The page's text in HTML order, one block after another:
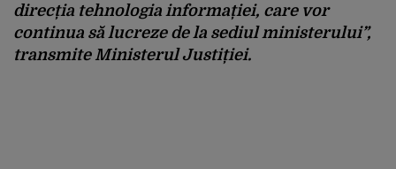
direcția tehnologia informației, care vor
continua să lucreze de la sediul ministerului”,
transmite Ministerul Justiției.